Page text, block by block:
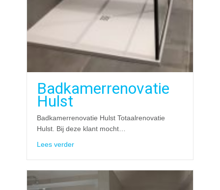
Badkamerrenovatie
Hulst
Badkamerrenovatie Hulst Totaalrenovatie
Hulst. Bij deze klant mocht…
Lees verderabout Badkamerrenovatie Hulst